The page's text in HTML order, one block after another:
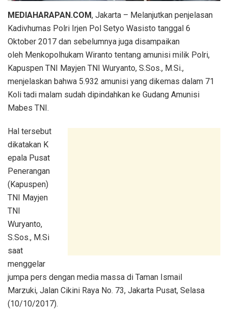
MEDIAHARAPAN.COM, Jakarta – Melanjutkan penjelasan
Kadivhumas Polri Irjen Pol Setyo Wasisto tanggal 6
Oktober 2017 dan sebelumnya juga disampaikan
oleh Menkopolhukam Wiranto tentang amunisi milik Polri,
Kapuspen TNI Mayjen TNI Wuryanto, S.Sos., M.Si.,
menjelaskan bahwa 5.932 amunisi yang dikemas dalam 71
Koli tadi malam sudah dipindahkan ke Gudang Amunisi
Mabes TNI.
Hal tersebut
dikatakan K
epala Pusat
Penerangan
(Kapuspen)
TNI Mayjen
TNI
Wuryanto,
S.Sos., M.Si
saat
menggelar
jumpa pers dengan media massa di Taman Ismail
Marzuki, Jalan Cikini Raya No. 73, Jakarta Pusat, Selasa
(10/10/2017).